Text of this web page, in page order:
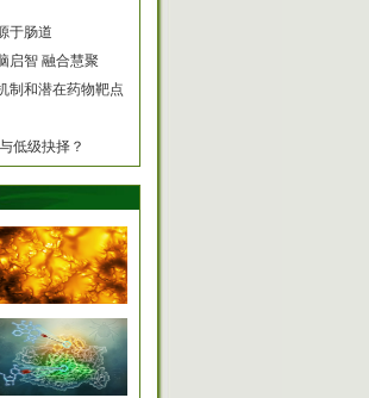
于肠道
启智 融合慧聚
制和潜在药物靶点
低级抉择？